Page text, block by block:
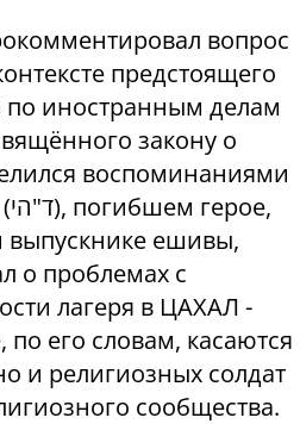
вопрос
предстоящего
по иностранным делам
закону о
воспоминаниями
(הי"ד), погибшем герое,
выпускнике ешивы,
о проблемах с
лагеря в ЦАХАЛ -
его словам, касаются
и религиозных солдат
сообщества.